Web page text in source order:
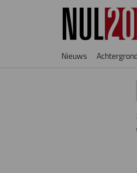
Overslaan en naar de inhoud gaan
Nieuws